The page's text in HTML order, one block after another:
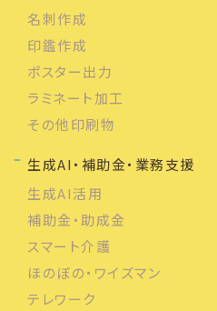
名刺作成
印鑑作成
ポスター出力
ラミネート加工
その他印刷物
生成AI・補助金・業務支援
生成AI活用
補助金・助成金
スマート介護
ほのぼの・ワイズマン
テレワーク